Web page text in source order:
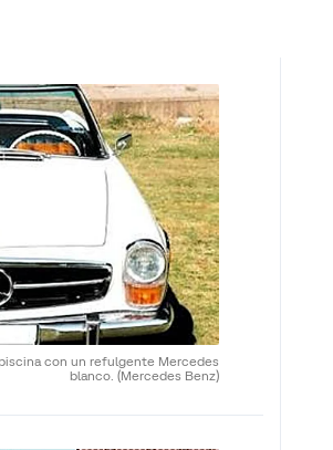
con un refulgente Mercedes
blanco. (Mercedes Benz)